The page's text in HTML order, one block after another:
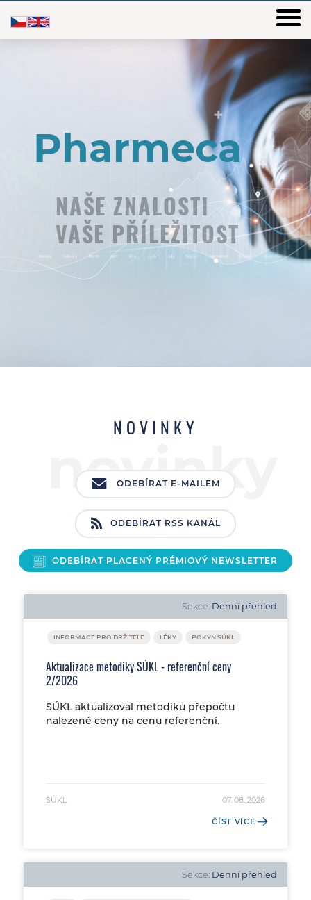
NAŠE ZNALOSTI
VAŠE PŘÍLEŽITOST
NOVINKY
ODEBÍRAT E-MAILEM
ODEBÍRAT RSS KANÁL
ODEBÍRAT PLACENÝ PRÉMIOVÝ NEWSLETTER
Sekce: Denní přehled
INFORMACE PRO DRŽITELE LÉKY POKYN SÚKL
Aktualizace metodiky SÚKL - referenční ceny
2/2026
SÚKL aktualizoval metodiku přepočtu
nalezené ceny na cenu referenční.
SÚKL 07. 08. 2026
ČÍST VÍCE
Sekce: Denní přehled